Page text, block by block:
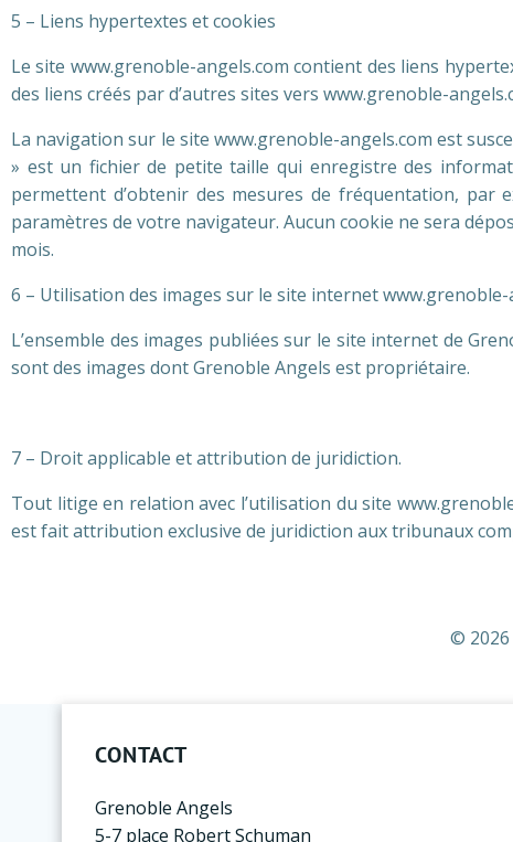
5 – Liens hypertextes et cookies
Le site www.grenoble-angels.com contient des liens
des liens créés par d’autres sites vers www.grenoble-
La navigation sur le site www.grenoble-angels.com est
» est un fichier de petite taille qui enregistre des
permettent d’obtenir des mesures de fréquentation, par
paramètres de votre navigateur. Aucun cookie ne sera
mois.
6 – Utilisation des images sur le site internet www.grenoble-
L’ensemble des images publiées sur le site internet de
sont des images dont Grenoble Angels est propriétaire.
7 – Droit applicable et attribution de juridiction.
Tout litige en relation avec l’utilisation du site
est fait attribution exclusive de juridiction aux tribunaux
© 2026
CONTACT
Grenoble Angels
5-7 place Robert Schuman